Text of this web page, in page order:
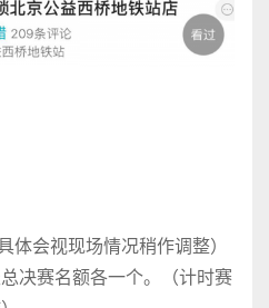
会视现场情况稍作调整）
决赛名额各一个。（计时赛